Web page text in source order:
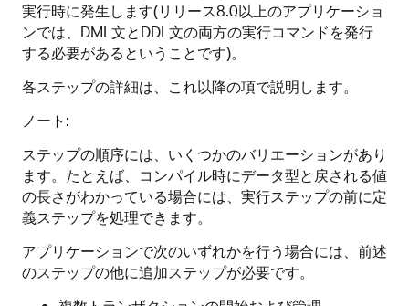
実行時に発生します(リリース8.0以上のアプリケーショ
ンでは、DML文とDDL文の両方の実行コマンドを発行
する必要があるということです)。
各ステップの詳細は、これ以降の項で説明します。
ノート:
ステップの順序には、いくつかのバリエーションがあり
ます。たとえば、コンパイル時にデータ型と戻される値
の長さがわかっている場合には、実行ステップの前に定
義ステップを処理できます。
アプリケーションで次のいずれかを行う場合には、前述
のステップの他に追加ステップが必要です。